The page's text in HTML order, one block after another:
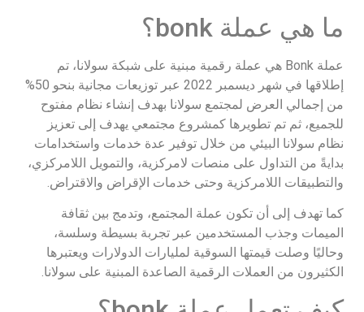
ما هي عملة bonk؟
عملة Bonk هي عملة رقمية مبنية على شبكة سولانا، تم
إطلاقها في شهر ديسمبر 2022 عبر توزيعات مجانية بنحو 50%
من إجمالي العرض لمجتمع سولانا بهدف إنشاء نظام مفتوح
للجميع، ثم تم تطويرها كمشروع مجتمعي يهدف إلى تعزيز
نظام سولانا البيئي من خلال توفير عدة خدمات واستخدامات
بدايةً من التداول على منصات لامركزية، والتمويل اللامركزي،
والتطبيقات اللامركزية وحتى خدمات الإقراض والاقتراض.
كما تهدف إلى أن تكون عملة المجتمع، وتدمج بين ثقافة
الميمات وجذب المستخدمين عبر تجربة بسيطة وسلسة،
وحاليًا وصلت قيمتها السوقية لمليارات الدولارات ويعتبرها
الكثيرون من العملات الرقمية الصاعدة المبنية على سولانا.